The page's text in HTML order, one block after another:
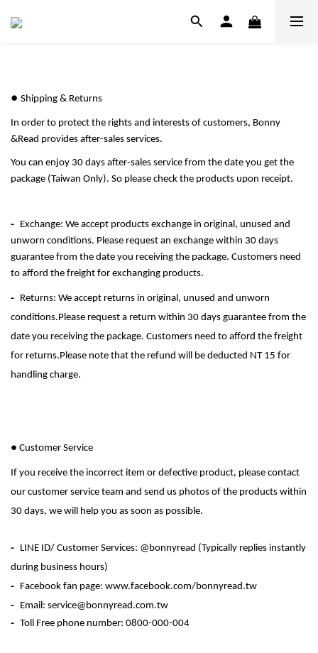
● Shipping & Returns
In order to protect the rights and interests of customers, Bonny
&Read provides after-sales services.
You can enjoy 30 days after-sales service from the date you get the
package (Taiwan Only). So please check the products upon receipt.
- Exchange: We accept products exchange in original, unused and
unworn conditions. Please request an exchange within 30 days
guarantee from the date you receiving the package. Customers need
to afford the freight for exchanging products.
-
Returns: We accept returns in original, unused and unworn
conditions.Please request a return within 30 days guarantee from the
date you receiving the package. Customers need to afford the freight
for returns.Please note that the refund will be deducted NT 15 for
handling charge.
● Customer Service
If you receive the incorrect item or defective product, please contact
our customer service team and send us photos of the products within
30 days, we will help you as soon as possible.
- LINE ID/ Customer Services: @bonnyread (Typically replies instantly
during business hours)
- Facebook fan page: www.facebook.com/bonnyread.tw
- Email: service@bonnyread.com.tw
- Toll Free phone number: 0800-000-004